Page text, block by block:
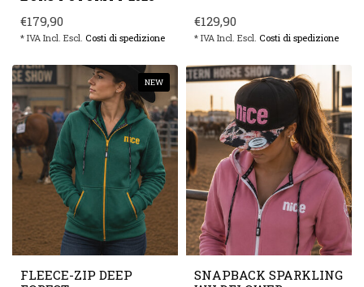
€179,90
* IVA Incl. Escl. Costi di spedizione
€129,90
* IVA Incl. Escl. Costi di spedizione
NEW
FLEECE-ZIP DEEP
SNAPBACK SPARKLING